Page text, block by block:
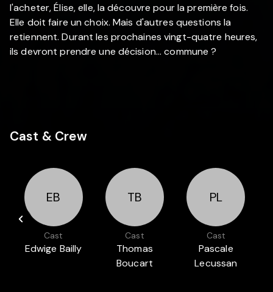
l'acheter, Élise, elle, la découvre pour la première fois.
Elle doit faire un choix. Mais d'autres questions la
retiennent. Durant les prochaines vingt-quatre heures,
ils devront prendre une décision... commune ?
Cast & Crew
EB
Cast
Edwige Bailly
TB
Cast
Thomas
Boucart
PL
Cast
Pascale
Lecussan